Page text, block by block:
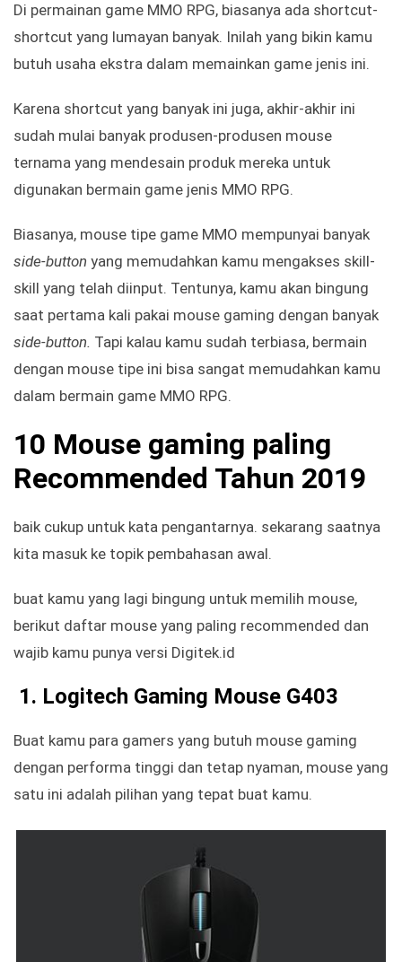
Di permainan game MMO RPG, biasanya ada shortcut-
shortcut yang lumayan banyak. Inilah yang bikin kamu
butuh usaha ekstra dalam memainkan game jenis ini.
Karena shortcut yang banyak ini juga, akhir-akhir ini
sudah mulai banyak produsen-produsen mouse
ternama yang mendesain produk mereka untuk
digunakan bermain game jenis MMO RPG.
Biasanya, mouse tipe game MMO mempunyai banyak
side-button yang memudahkan kamu mengakses skill-
skill yang telah diinput. Tentunya, kamu akan bingung
saat pertama kali pakai mouse gaming dengan banyak
side-button. Tapi kalau kamu sudah terbiasa, bermain
dengan mouse tipe ini bisa sangat memudahkan kamu
dalam bermain game MMO RPG.
10 Mouse gaming paling
Recommended Tahun 2019
baik cukup untuk kata pengantarnya. sekarang saatnya
kita masuk ke topik pembahasan awal.
buat kamu yang lagi bingung untuk memilih mouse,
berikut daftar mouse yang paling recommended dan
wajib kamu punya versi Digitek.id
1. Logitech Gaming Mouse G403
Buat kamu para gamers yang butuh mouse gaming
dengan performa tinggi dan tetap nyaman, mouse yang
satu ini adalah pilihan yang tepat buat kamu.